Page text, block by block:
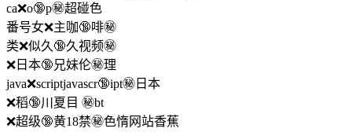
ca❌o🔞p㊙️超碰色
番号女❌主咖🔞啡㊙️
类❌似久🔞久视频㊙️
❌日本🔞兄妹伦㊙️理
java❌scriptjavascr🔞ipt㊙️日本
❌稻🔞川夏目 ㊙️bt
❌超级🔞黄18禁㊙️色惰网站香蕉